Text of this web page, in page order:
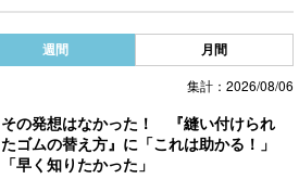
週間 月間
集計：2026/08/06
その発想はなかった！ 『縫い付けられ
たゴムの替え方』に「これは助かる！」
「早く知りたかった」